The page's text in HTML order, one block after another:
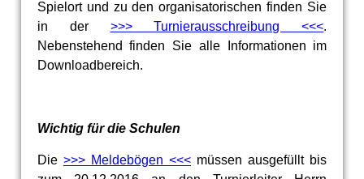
Spielort und zu den organisatorischen finden Sie
in der >>> Turnierausschreibung <<<.
Nebenstehend finden Sie alle Informationen im
Downloadbereich.
Wichtig für die Schulen
Die >>> Meldebögen <<< müssen ausgefüllt bis